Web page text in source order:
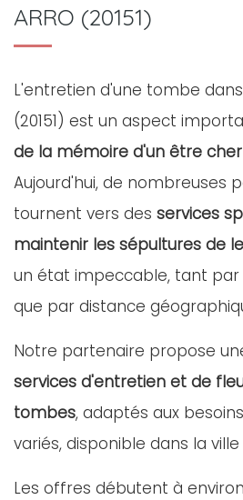
ARRO (20151)
L'entretien d'une tombe dans
(20151) est un aspect
de la mémoire d'un être
Aujourd'hui, de nombreuses
tournent vers des services
maintenir les sépultures de
un état impeccable, tant
que par distance
Notre partenaire propose
services d'entretien et de
tombes, adaptés aux
variés, disponible dans la ville
Les offres débutent à environ